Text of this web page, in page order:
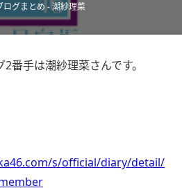
ログまとめ -潮紗理菜
番手は潮紗理菜さんです。
s/official/diary/detail/